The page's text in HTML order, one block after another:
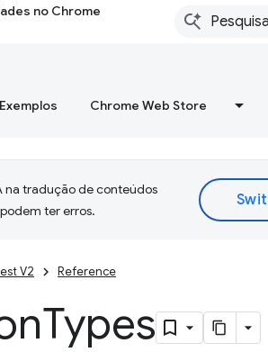
no Chrome
Exemplos Chrome Web Store
na tradução de conteúdos
ter erros.
V2 Reference
Types